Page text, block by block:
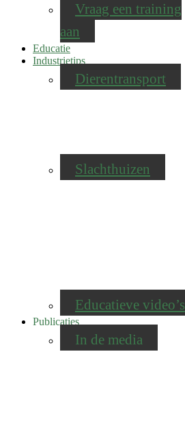
Vraag een training
aan
Educatie
Industrietips
Dierentransport
Slachthuizen
Educatieve video’s
Publicaties
In de media